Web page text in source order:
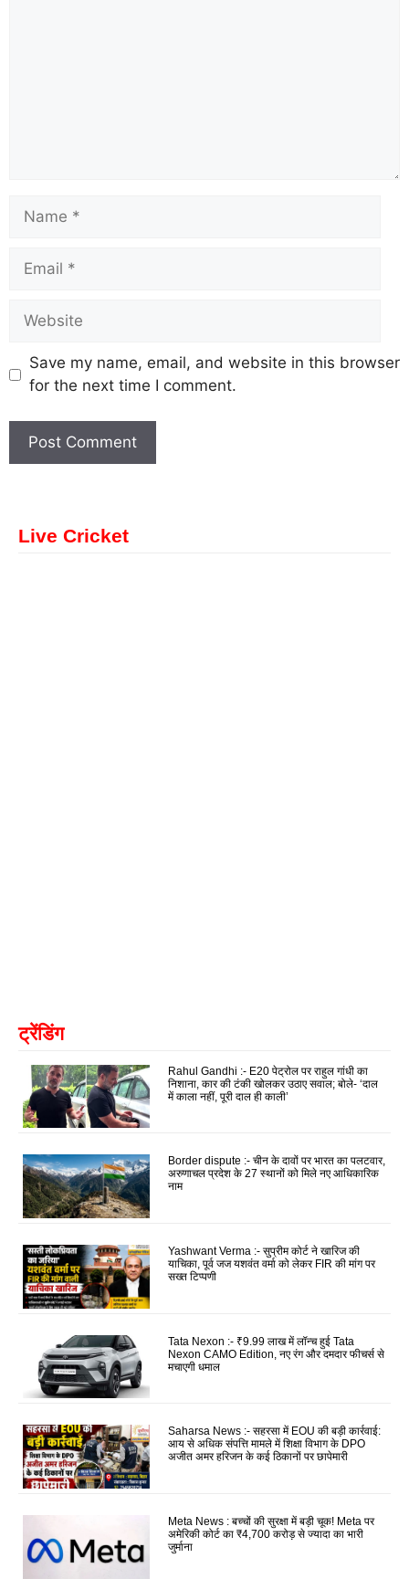
Save my name, email, and website in this browser
for the next time I comment.
Live Cricket
ट्रेंडिंग
Rahul Gandhi :- E20 पेट्रोल पर राहुल गांधी का
निशाना, कार की टंकी खोलकर उठाए सवाल; बोले- ‘दाल
में काला नहीं, पूरी दाल ही काली’
Border dispute :- चीन के दावों पर भारत का पलटवार,
अरुणाचल प्रदेश के 27 स्थानों को मिले नए आधिकारिक
नाम
Yashwant Verma :- सुप्रीम कोर्ट ने खारिज की
याचिका, पूर्व जज यशवंत वर्मा को लेकर FIR की मांग पर
सख्त टिप्पणी
Tata Nexon :- ₹9.99 लाख में लॉन्च हुई Tata
Nexon CAMO Edition, नए रंग और दमदार फीचर्स से
मचाएगी धमाल
Saharsa News :- सहरसा में EOU की बड़ी कार्रवाई:
आय से अधिक संपत्ति मामले में शिक्षा विभाग के DPO
अजीत अमर हरिजन के कई ठिकानों पर छापेमारी
Meta News : बच्चों की सुरक्षा में बड़ी चूक! Meta पर
अमेरिकी कोर्ट का ₹4,700 करोड़ से ज्यादा का भारी
जुर्माना